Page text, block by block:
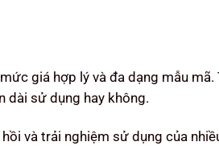
giá hợp lý và đa dạng mẫu mã.
dài sử dụng hay không.
và trải nghiệm sử dụng của